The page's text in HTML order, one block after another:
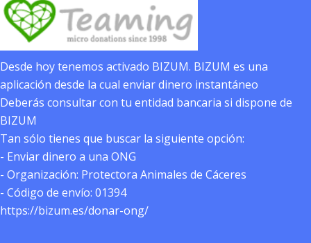
Desde hoy tenemos activado BIZUM. BIZUM es una
aplicación desde la cual enviar dinero instantáneo
Deberás consultar con tu entidad bancaria si dispone de
BIZUM
Tan sólo tienes que buscar la siguiente opción:
- Enviar dinero a una ONG
- Organización: Protectora Animales de Cáceres
- Código de envío: 01394
https://bizum.es/donar-ong/